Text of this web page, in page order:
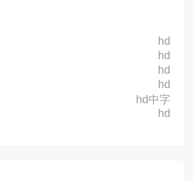
hd
hd
hd
hd
hd中字
hd